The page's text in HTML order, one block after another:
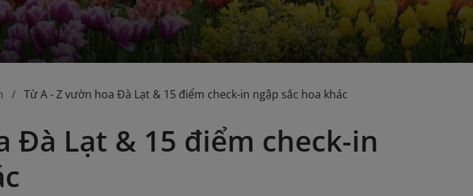
Từ A - Z vườn hoa Đà Lạt & 15 điểm check-in ngập sắc hoa khác
Đà Lạt & 15 điểm check-in